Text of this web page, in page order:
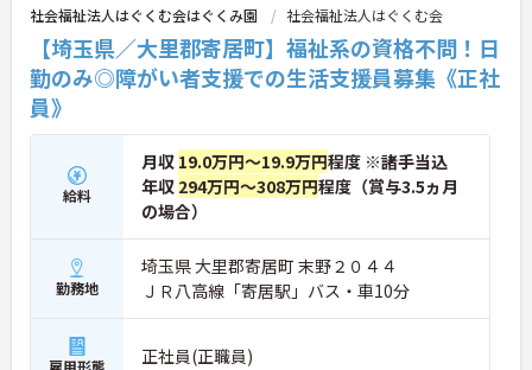
社会福祉法人はぐくむ会はぐくみ園 社会福祉法人はぐくむ会
【埼玉県／大里郡寄居町】福祉系の資格不問！日
勤のみ◎障がい者支援での生活支援員募集《正社
員》
給料
月収 19.0万円～19.9万円程度 ※諸手当込
年収 294万円～308万円程度（賞与3.5ヵ月
の場合）
勤務地
埼玉県 大里郡寄居町 末野２０４４
ＪＲ八高線「寄居駅」バス・車10分
正社員(正職員)